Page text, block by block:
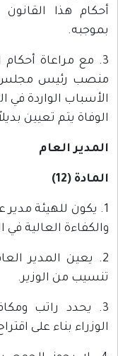
أحكام هذا
بموجبه.
منصب رئيس مجلس
الوفاة يتم تعيين
المدير العام
المادة (12)
1. يكون للهيئة
والكفاءة العالية في
2. يعين المدير
تنسيب من الوزير.
3. يحدد راتب
الوزراء بناء على